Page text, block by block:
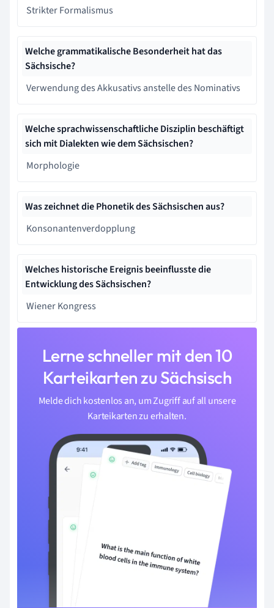
Strikter Formalismus
Welche grammatikalische Besonderheit hat das
Sächsische?
Verwendung des Akkusativs anstelle des Nominativs
Welche sprachwissenschaftliche Disziplin beschäftigt
sich mit Dialekten wie dem Sächsischen?
Morphologie
Was zeichnet die Phonetik des Sächsischen aus?
Konsonantenverdopplung
Welches historische Ereignis beeinflusste die
Entwicklung des Sächsischen?
Wiener Kongress
Lerne schneller mit den 10
Karteikarten zu Sächsisch
Melde dich kostenlos an, um Zugriff auf all unsere
Karteikarten zu erhalten.